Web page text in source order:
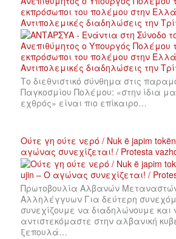
εκπρόσωποι του πολέμου στην
Αντιπολεμικές διαδηλώσεις την
Το διεθνιστικό σύνθημα στις
Παγκοσμίου Πολέμου: «στην ίδια
εχθρός» είναι πιο επίκαιρο…
Ούτε γη ούτε νερό / Nuk ë japim
αγώνας συνεχίζεται! / Protesta
Πρωτοβουλία Αλβανών
Αλληλέγγυων Για δεύτερη
συνεχίζουμε να διαδηλώνουμε και
αντιστεκόμαστε στην αλβανική
ξεπουλά…